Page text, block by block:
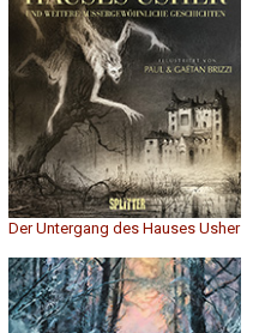
Der Untergang des Hauses Usher